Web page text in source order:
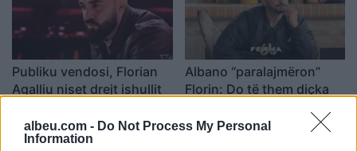
albeu.com - Do Not Process My Personal
Information
Publiku vendosi, Florian
Agalliu niset drejt ishullit
Albano “paralajmëron”
Florin: Do të them diçka
schedule 16:52 / 16/05/2024